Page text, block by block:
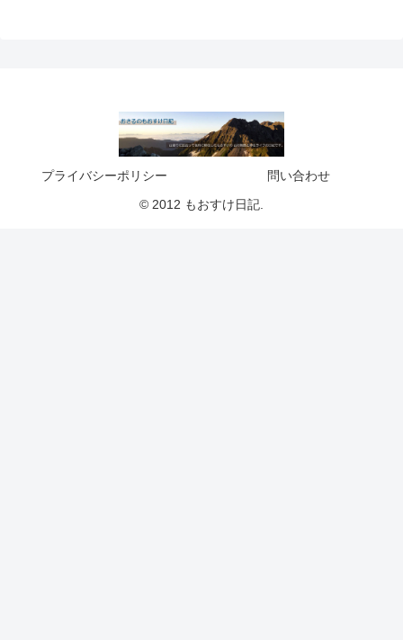
プライバシーポリシー
問い合わせ
© 2012 もおすけ日記.